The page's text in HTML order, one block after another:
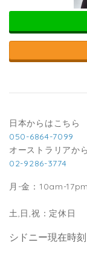
日本からはこちら
050-6864-7099
オーストラリアから
02-9286-3774
月-金：10am-17pm
土,日,祝：定休日
シドニー現在時刻